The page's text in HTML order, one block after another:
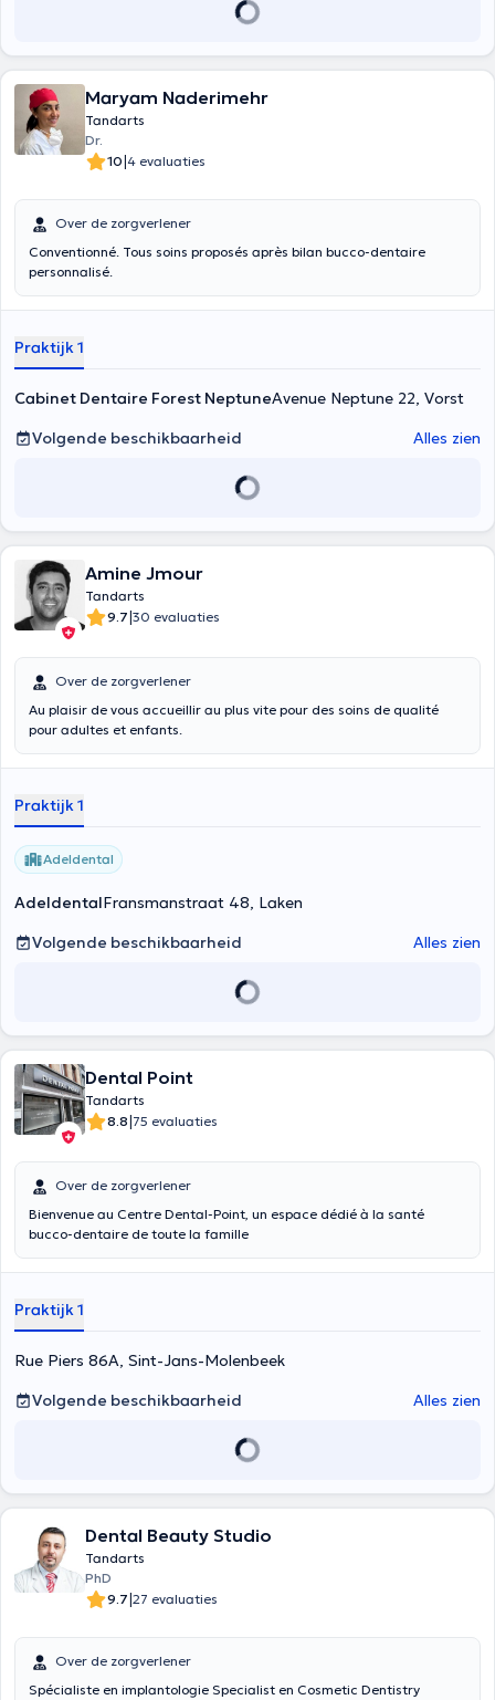
Maryam Naderimehr
Tandarts
Dr.
10|4 evaluaties
Over de zorgverlener
Conventionné. Tous soins proposés après bilan bucco-dentaire
personnalisé.
Praktijk 1
Cabinet Dentaire Forest NeptuneAvenue Neptune 22, Vorst
Volgende beschikbaarheid
Alles zien
Amine Jmour
Tandarts
9.7|30 evaluaties
Over de zorgverlener
Au plaisir de vous accueillir au plus vite pour des soins de qualité
pour adultes et enfants.
Praktijk 1
Adeldental
AdeldentalFransmanstraat 48, Laken
Volgende beschikbaarheid
Alles zien
Dental Point
Tandarts
8.8|75 evaluaties
Over de zorgverlener
Bienvenue au Centre Dental-Point, un espace dédié à la santé
bucco-dentaire de toute la famille
Praktijk 1
Rue Piers 86A, Sint-Jans-Molenbeek
Volgende beschikbaarheid
Alles zien
Dental Beauty Studio
Tandarts
PhD
9.7|27 evaluaties
Over de zorgverlener
Spécialiste en implantologie Specialist en Cosmetic Dentistry